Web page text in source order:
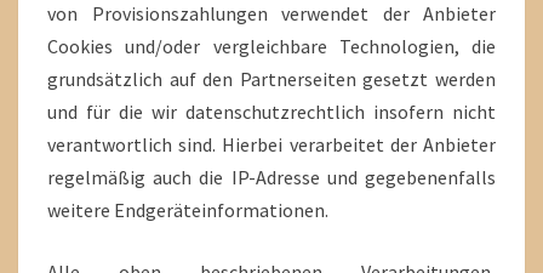
von Provisionszahlungen verwendet der Anbieter
Cookies und/oder vergleichbare Technologien, die
grundsätzlich auf den Partnerseiten gesetzt werden
und für die wir datenschutzrechtlich insofern nicht
verantwortlich sind. Hierbei verarbeitet der Anbieter
regelmäßig auch die IP-Adresse und gegebenenfalls
weitere Endgeräteinformationen.